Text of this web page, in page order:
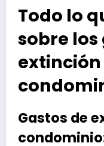
Todo lo
sobre los
extinción
Gastos de